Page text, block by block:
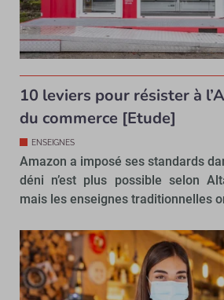
10 leviers pour résister à
du commerce [Etude]
ENSEIGNES
Amazon a imposé ses standards
déni n’est plus possible selon
mais les enseignes traditionnelles